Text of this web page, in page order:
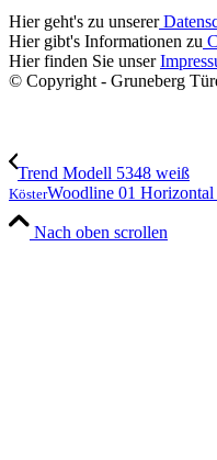
Hier geht's zu unserer
Hier gibt's Informationen zu
Hier finden Sie unser
© Copyright - Gruneberg
Trend Modell 5348 weiß
KösterWoodline 01
Nach oben scrollen